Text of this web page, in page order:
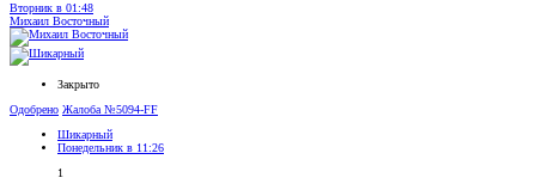
Вторник в 01:48
Михаил Восточный
Закрыто
Одобрено Жалоба №5094-FF
Шикaрный
Понедельник в 11:26
1